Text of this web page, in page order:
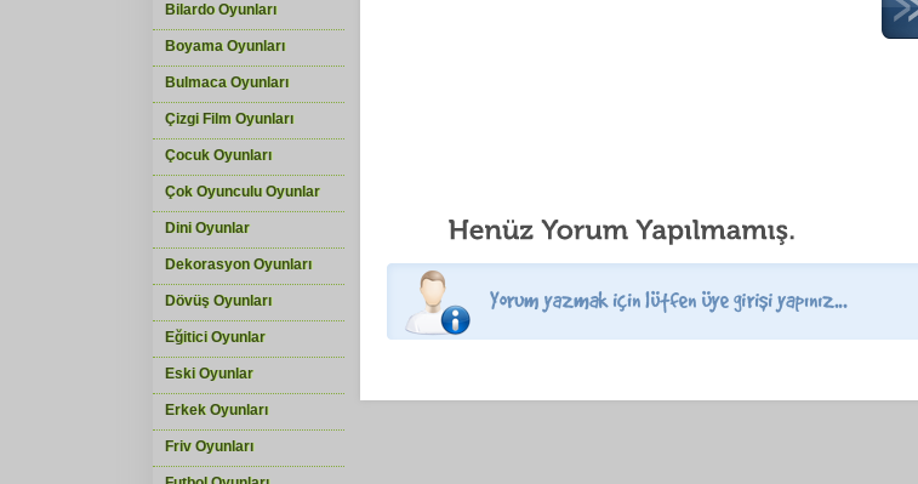
Bilardo Oyunları
Boyama Oyunları
Bulmaca Oyunları
Çizgi Film Oyunları
Çocuk Oyunları
Çok Oyunculu Oyunlar
Dini Oyunlar
Dekorasyon Oyunları
Dövüş Oyunları
Eğitici Oyunlar
Eski Oyunlar
Erkek Oyunları
Friv Oyunları